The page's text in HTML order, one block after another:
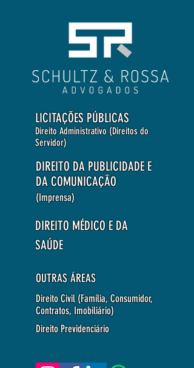
LICITAÇÕES PÚBLICAS
Direito Administrativo (Direitos do
Servidor)
DIREITO DA PUBLICIDADE E
DA COMUNICAÇÃO
(Imprensa)
DIREITO MÉDICO E DA
SAÚDE
OUTRAS ÁREAS
Direito Civil (Família, Consumidor,
Contratos, Imobiliário)
Direito Previdenciário